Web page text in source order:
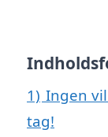
1) Ingen
tag!